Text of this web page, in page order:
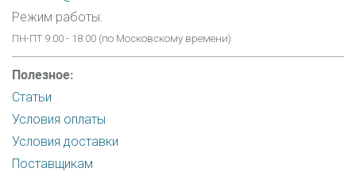
Режим работы:
ПН-ПТ 9:00 - 18:00 (по Московскому времени)
Полезное:
Статьи
Условия оплаты
Условия доставки
Поставщикам